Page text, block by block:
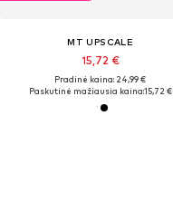
MT UPSCALE
15,72 €
Pradinė kaina: 24,99 €
Paskutinė mažiausia kaina:15,72 €